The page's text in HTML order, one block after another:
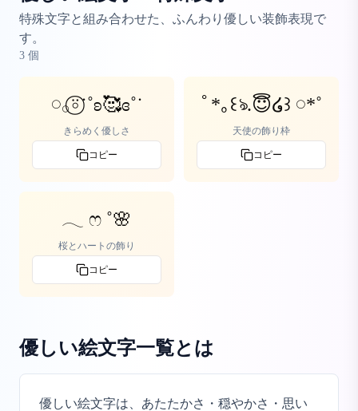
特殊文字と組み合わせた、ふんわり優しい装飾表現で
す。
3 個
𓏸‪‪𓂂⍤⃝˙˚ʚ🥰ɞ˚˙
きらめく優しさ
コピー
ﾟ*｡꒰ঌ.😇໒꒱ 𓏸*˚
天使の飾り枠
コピー
𓂃 ෆ ˚🌸
桜とハートの飾り
コピー
優しい絵文字一覧とは
優しい絵文字は、あたたかさ・穏やかさ・思い